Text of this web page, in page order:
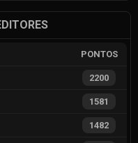
PONTOS
2200
1581
1482